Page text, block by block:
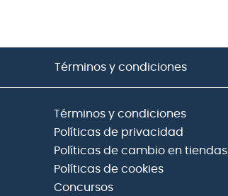
Términos y condiciones
Términos y condiciones
Políticas de privacidad
Políticas de cambio en tiendas
Políticas de cookies
Concursos